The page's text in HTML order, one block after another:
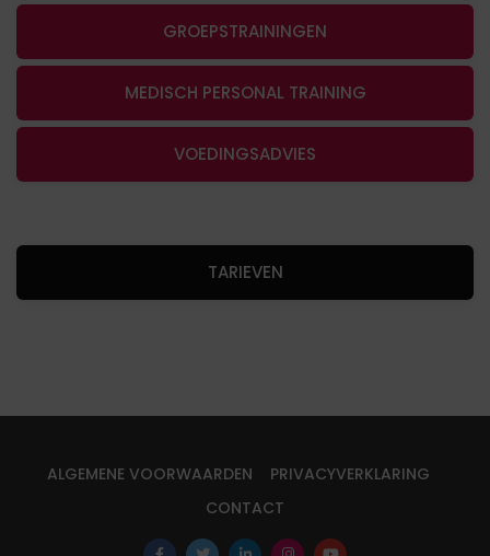
GROEPSTRAININGEN
MEDISCH PERSONAL TRAINING
VOEDINGSADVIES
TARIEVEN
ALGEMENE VOORWAARDEN
PRIVACYVERKLARING
CONTACT